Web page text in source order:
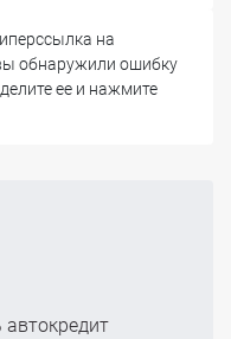
на
обнаружили ошибку
ее и нажмите